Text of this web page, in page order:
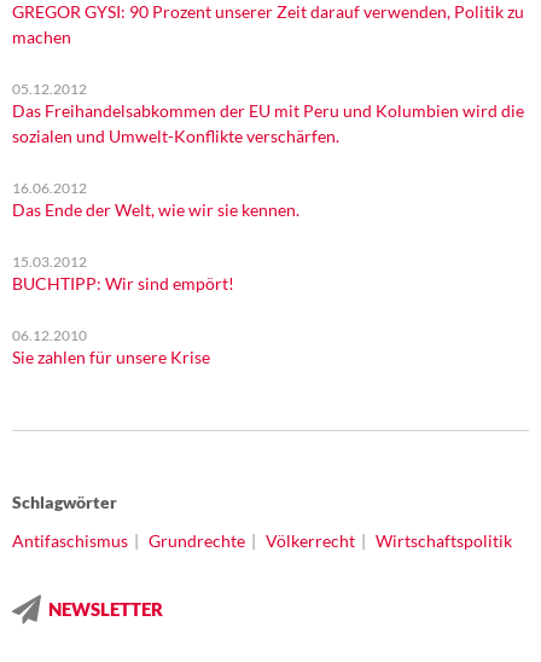
GREGOR GYSI: 90 Prozent unserer Zeit darauf verwenden, Politik zu
machen
05.12.2012
Das Freihandelsabkommen der EU mit Peru und Kolumbien wird die
sozialen und Umwelt-Konflikte verschärfen.
16.06.2012
Das Ende der Welt, wie wir sie kennen.
15.03.2012
BUCHTIPP: Wir sind empört!
06.12.2010
Sie zahlen für unsere Krise
Schlagwörter
Antifaschismus
Grundrechte Völkerrecht Wirtschaftspolitik
NEWSLETTER